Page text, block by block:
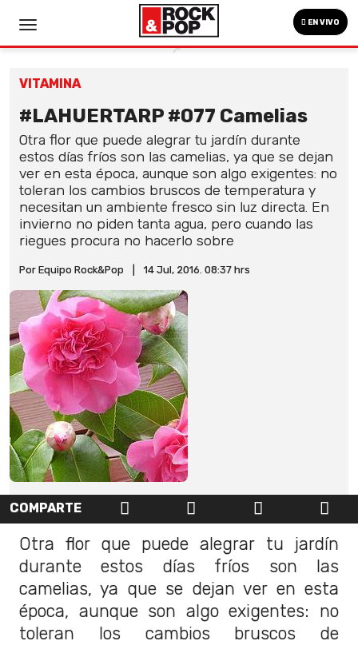
EN VIVO
VITAMINA
#LAHUERTARP #077 Camelias
Otra flor que puede alegrar tu jardín durante
estos días fríos son las camelias, ya que se dejan
ver en esta época, aunque son algo exigentes: no
toleran los cambios bruscos de temperatura y
necesitan un ambiente fresco sin luz directa. En
invierno no piden tanta agua, pero cuando las
riegues procura no hacerlo sobre
Por Equipo Rock&Pop 14 Jul, 2016. 08:37 hrs
COMPARTE
Otra flor que puede alegrar tu jardín
durante estos días fríos son las
camelias, ya que se dejan ver en esta
época, aunque son algo exigentes: no
toleran los cambios bruscos de